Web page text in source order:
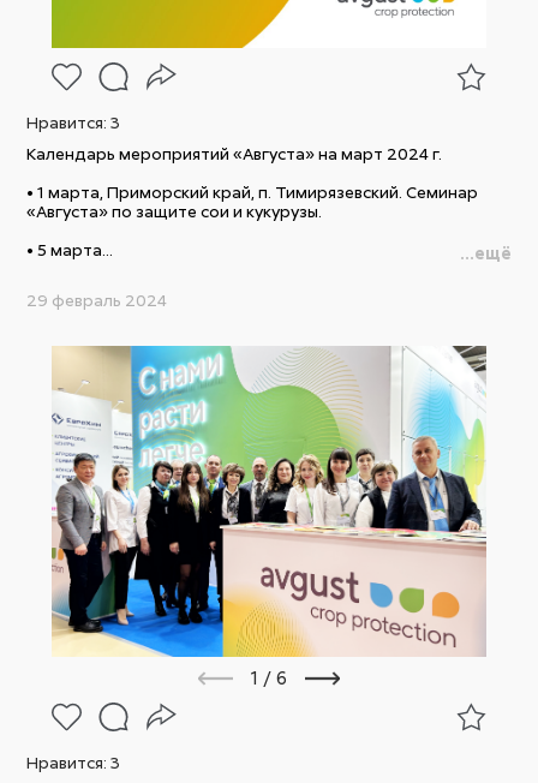
Нравится:3
Календарь мероприятий «Августа» на март 2024 г.
• 1 марта, Приморский край, п. Тимирязевский. Семинар
«Августа» по защите сои и кукурузы.
• 5 марта...
...ещё
29 февраль 2024
1 / 6
Нравится:3